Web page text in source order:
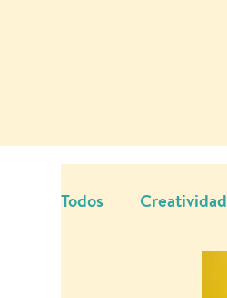
Todos Creatividad